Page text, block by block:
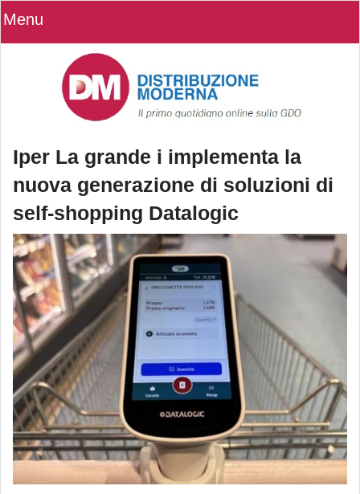
Menu
Iper La grande i implementa la
nuova generazione di soluzioni di
self-shopping Datalogic